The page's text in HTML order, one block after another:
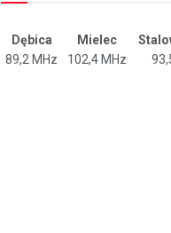
Dębica Mielec
89,2 MHz
102,4 MHz